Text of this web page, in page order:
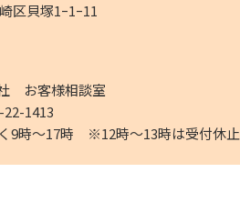
区貝塚1ｰ1ｰ11
お客様相談室
1413
9時～17時 ※12時～13時は受付休止